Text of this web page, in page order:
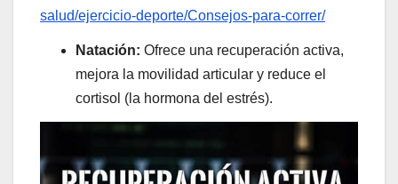
salud/ejercicio-deporte/Consejos-para-correr/
Natación: Ofrece una recuperación activa,
mejora la movilidad articular y reduce el
cortisol (la hormona del estrés).